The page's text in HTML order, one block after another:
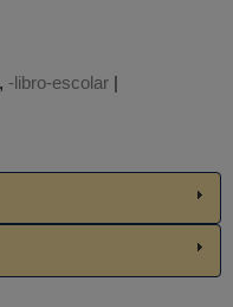
-libro-escolar |